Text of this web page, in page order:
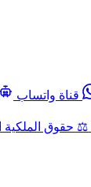
قناة واتساب
⚖️ حقوق الملكية